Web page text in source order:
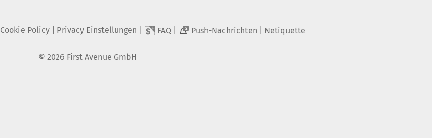
Cookie Policy| Privacy Einstellungen FAQ 2 Push-Nachrichten Netiquette
© 2026 First Avenue GmbH